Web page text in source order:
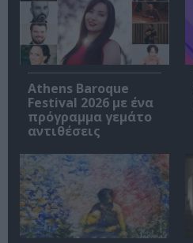
Athens Baroque
Festival 2026 με ένα
πρόγραμμα γεμάτο
αντιθέσεις